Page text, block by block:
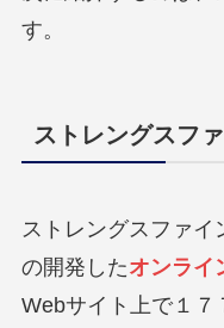
す。
ストレングスフ
ストレングスファ
の開発したオンライ
Webサイト上で１７